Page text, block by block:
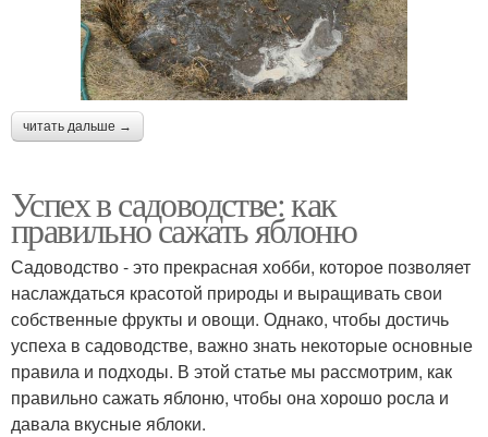
читать дальше →
Успех в садоводстве: как
правильно сажать яблоню
Садоводство - это прекрасная хобби, которое позволяет
наслаждаться красотой природы и выращивать свои
собственные фрукты и овощи. Однако, чтобы достичь
успеха в садоводстве, важно знать некоторые основные
правила и подходы. В этой статье мы рассмотрим, как
правильно сажать яблоню, чтобы она хорошо росла и
давала вкусные яблоки.